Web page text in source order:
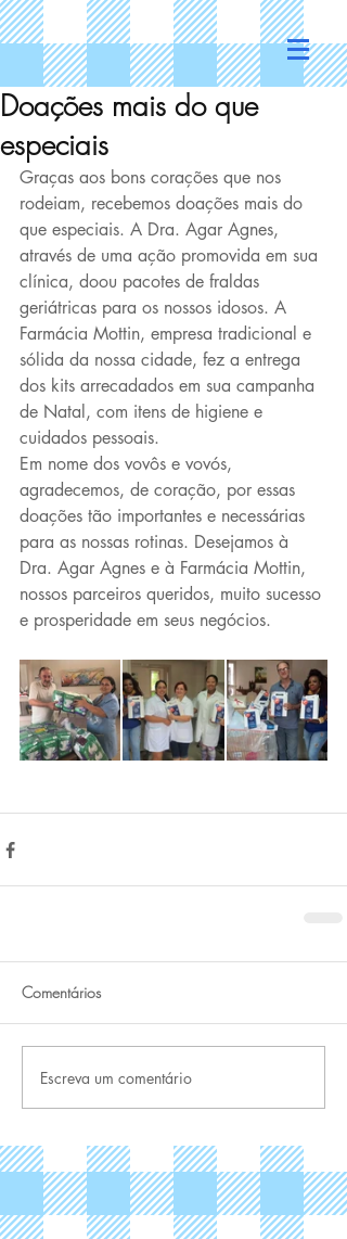
Doações mais do que
especiais
Graças aos bons corações que nos
rodeiam, recebemos doações mais do
que especiais. A Dra. Agar Agnes,
através de uma ação promovida em sua
clínica, doou pacotes de fraldas
geriátricas para os nossos idosos. A
Farmácia Mottin, empresa tradicional e
sólida da nossa cidade, fez a entrega
dos kits arrecadados em sua campanha
de Natal, com itens de higiene e
cuidados pessoais.
Em nome dos vovôs e vovós,
agradecemos, de coração, por essas
doações tão importantes e necessárias
para as nossas rotinas. Desejamos à
Dra. Agar Agnes e à Farmácia Mottin,
nossos parceiros queridos, muito sucesso
e prosperidade em seus negócios.
Comentários
Escreva um comentário